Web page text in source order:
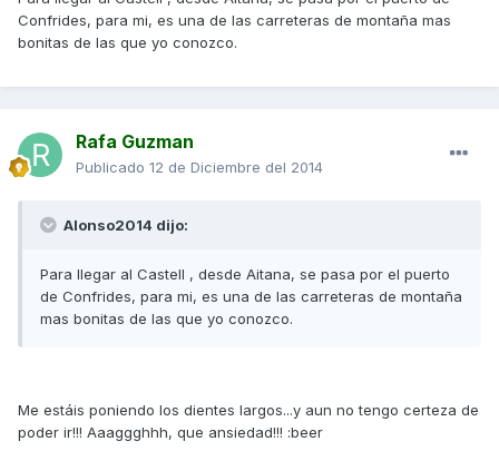
Confrides, para mi, es una de las carreteras de montaña mas
bonitas de las que yo conozco.
Rafa Guzman
Publicado 12 de Diciembre del 2014
Alonso2014 dijo:
Para llegar al Castell , desde Aitana, se pasa por el puerto
de Confrides, para mi, es una de las carreteras de montaña
mas bonitas de las que yo conozco.
Me estáis poniendo los dientes largos...y aun no tengo certeza de
poder ir!!! Aaaggghhh, que ansiedad!!! :beer